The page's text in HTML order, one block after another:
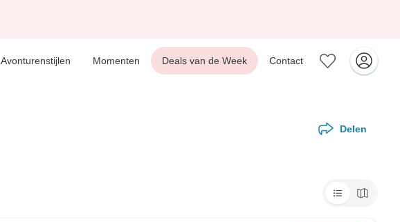
Avonturenstijlen Momenten Deals van de Week Contact
Delen